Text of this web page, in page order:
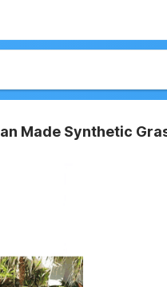
Made Synthetic